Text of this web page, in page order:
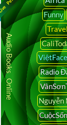
Funny
Radio
Nguyễn
Audio Books Online